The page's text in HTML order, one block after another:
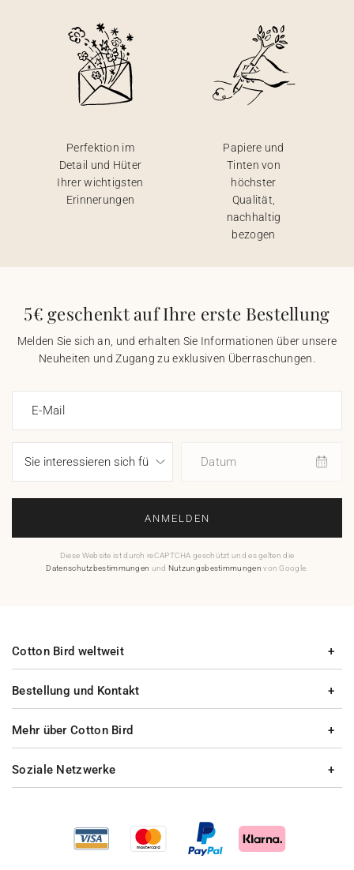
Perfektion im
Detail und Hüter
Ihrer wichtigsten
Erinnerungen
Papiere und
Tinten von
höchster
Qualität,
nachhaltig
bezogen
5€ geschenkt auf Ihre erste Bestellung
Melden Sie sich an, und erhalten Sie Informationen über unsere
Neuheiten und Zugang zu exklusiven Überraschungen.
E-Mail
Datum
ANMELDEN
Diese Website ist durch reCAPTCHA geschützt und es gelten die
Datenschutzbestimmungen und Nutzungsbestimmungen von Google.
Bestellung und Kontakt
Mehr über Cotton Bird
Cotton Bird weltweit
Soziale Netzwerke